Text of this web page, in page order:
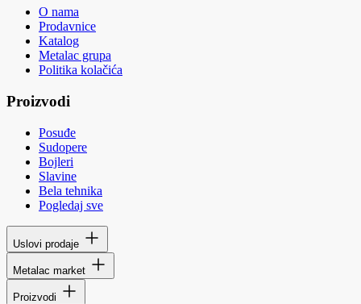
O nama
Prodavnice
Katalog
Metalac grupa
Politika kolačića
Proizvodi
Posuđe
Sudopere
Bojleri
Slavine
Bela tehnika
Pogledaj sve
Uslovi prodaje
Metalac market
Proizvodi